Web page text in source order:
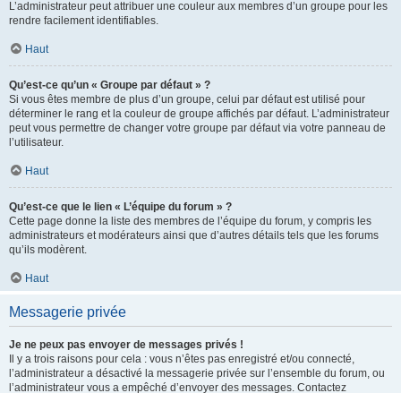
L’administrateur peut attribuer une couleur aux membres d’un groupe pour les
rendre facilement identifiables.
Haut
Qu’est-ce qu’un « Groupe par défaut » ?
Si vous êtes membre de plus d’un groupe, celui par défaut est utilisé pour
déterminer le rang et la couleur de groupe affichés par défaut. L’administrateur
peut vous permettre de changer votre groupe par défaut via votre panneau de
l’utilisateur.
Haut
Qu’est-ce que le lien « L’équipe du forum » ?
Cette page donne la liste des membres de l’équipe du forum, y compris les
administrateurs et modérateurs ainsi que d’autres détails tels que les forums
qu’ils modèrent.
Haut
Messagerie privée
Je ne peux pas envoyer de messages privés !
Il y a trois raisons pour cela : vous n’êtes pas enregistré et/ou connecté,
l’administrateur a désactivé la messagerie privée sur l’ensemble du forum, ou
l’administrateur vous a empêché d’envoyer des messages. Contactez